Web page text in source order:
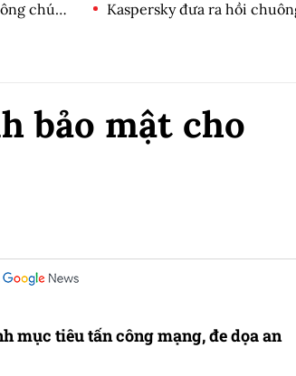
Định hình phong cách
bảo mật cho
mục tiêu tấn công mạng, đe dọa an